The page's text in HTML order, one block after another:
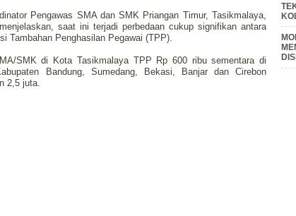
Pengawas SMA dan SMK Priangan Timur, Tasikmalaya,
saat ini terjadi perbedaan cukup signifikan antara
Tambahan Penghasilan Pegawai (TPP).
SMK di Kota Tasikmalaya TPP Rp 600 ribu sementara di
Bandung, Sumedang, Bekasi, Banjar dan Cirebon
2,5 juta.